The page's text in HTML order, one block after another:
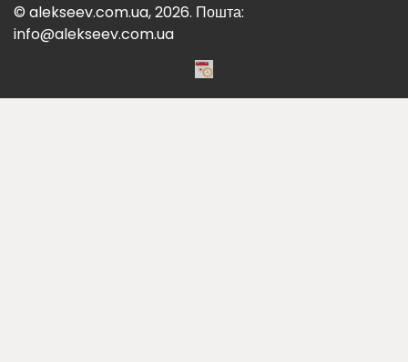
© alekseev.com.ua, 2026. Пошта:
info@alekseev.com.ua